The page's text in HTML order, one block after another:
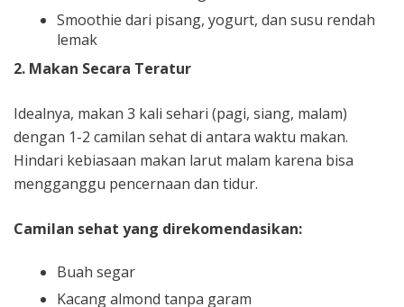
Smoothie dari pisang, yogurt, dan susu rendah
lemak
2. Makan Secara Teratur
Idealnya, makan 3 kali sehari (pagi, siang, malam)
dengan 1-2 camilan sehat di antara waktu makan.
Hindari kebiasaan makan larut malam karena bisa
mengganggu pencernaan dan tidur.
Camilan sehat yang direkomendasikan:
Buah segar
Kacang almond tanpa garam